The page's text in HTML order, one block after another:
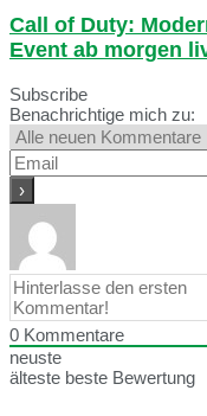
Call of Duty:
Event ab morgen
Subscribe
Benachrichtige mich zu:
0 Kommentare
neuste
älteste beste Bewertung